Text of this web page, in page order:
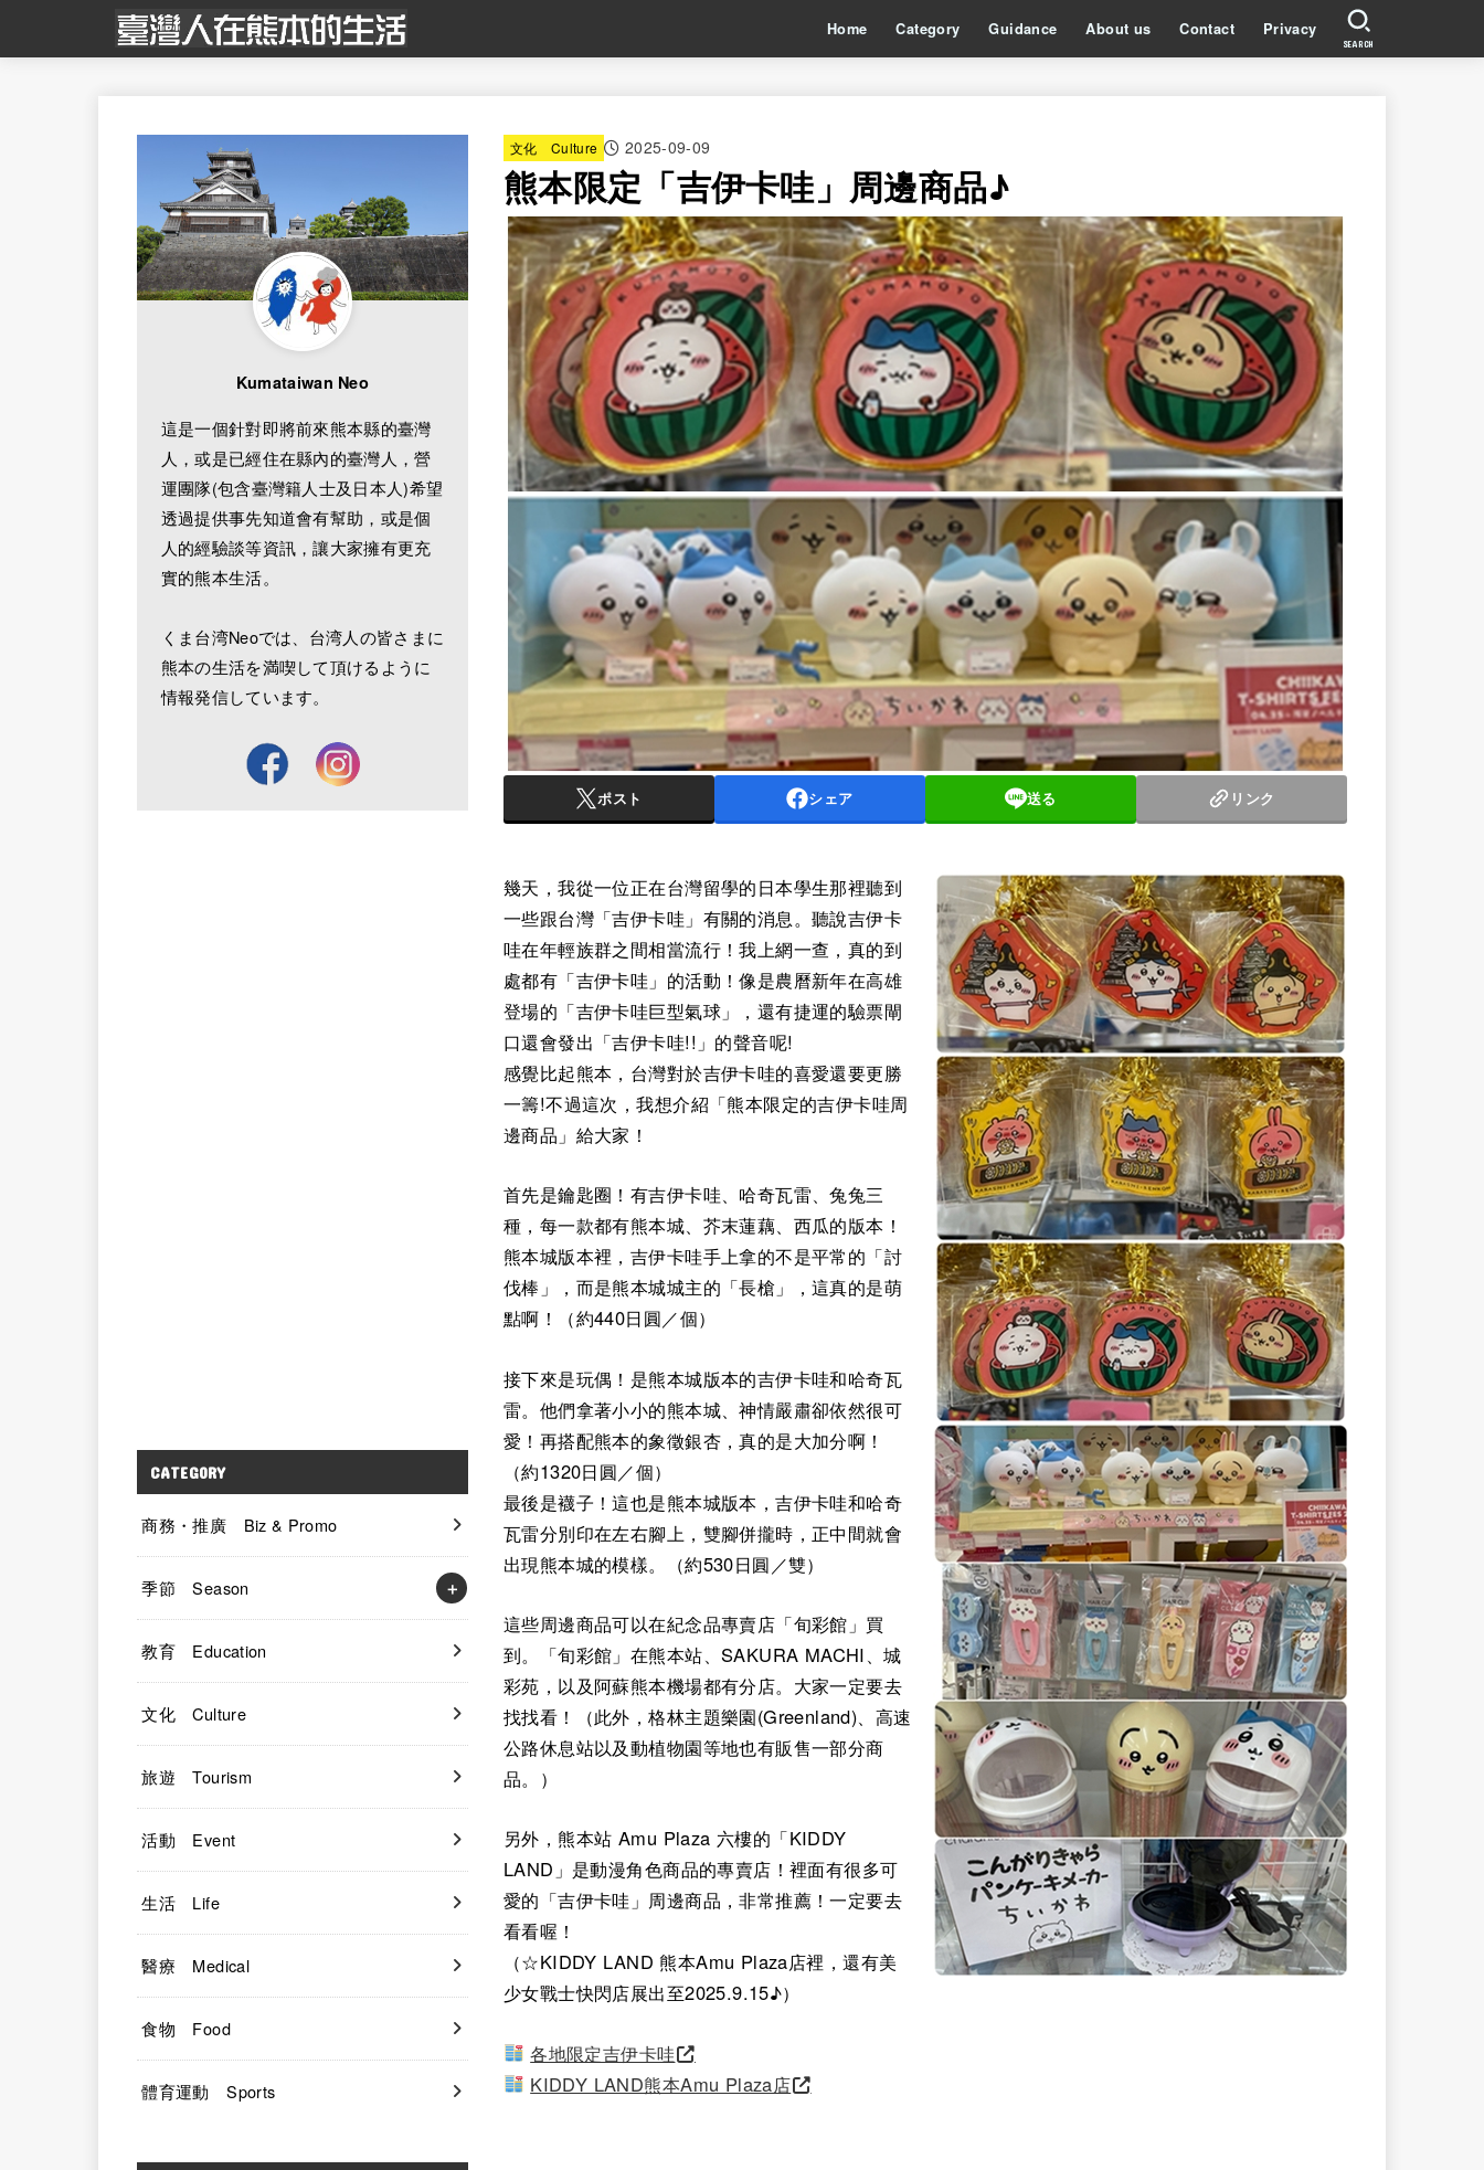
Home Category Guidance About us Contact Privacy
SEARCH
文化 Culture 2025-09-09
熊本限定「吉伊卡哇」周邊商品♪
ポスト シェア 送る リンク
幾天，我從一位正在台灣留學的日本學生那裡聽到
一些跟台灣「吉伊卡哇」有關的消息。聽說吉伊卡
哇在年輕族群之間相當流行！我上網一查，真的到
處都有「吉伊卡哇」的活動！像是農曆新年在高雄
登場的「吉伊卡哇巨型氣球」，還有捷運的驗票閘
口還會發出「吉伊卡哇!!」的聲音呢!
感覺比起熊本，台灣對於吉伊卡哇的喜愛還要更勝
一籌!不過這次，我想介紹「熊本限定的吉伊卡哇周
邊商品」給大家！
首先是鑰匙圈！有吉伊卡哇、哈奇瓦雷、兔兔三
種，每一款都有熊本城、芥末蓮藕、西瓜的版本！
熊本城版本裡，吉伊卡哇手上拿的不是平常的「討
伐棒」，而是熊本城城主的「長槍」，這真的是萌
點啊！（約440日圓／個）
接下來是玩偶！是熊本城版本的吉伊卡哇和哈奇瓦
雷。他們拿著小小的熊本城、神情嚴肅卻依然很可
愛！再搭配熊本的象徵銀杏，真的是大加分啊！
（約1320日圓／個）
最後是襪子！這也是熊本城版本，吉伊卡哇和哈奇
瓦雷分別印在左右腳上，雙腳併攏時，正中間就會
出現熊本城的模樣。（約530日圓／雙）
這些周邊商品可以在紀念品專賣店「旬彩館」買
到。「旬彩館」在熊本站、SAKURA MACHI、城
彩苑，以及阿蘇熊本機場都有分店。大家一定要去
找找看！（此外，格林主題樂園(Greenland)、高速
公路休息站以及動植物園等地也有販售一部分商
品。）
另外，熊本站 Amu Plaza 六樓的「KIDDY
LAND」是動漫角色商品的專賣店！裡面有很多可
愛的「吉伊卡哇」周邊商品，非常推薦！一定要去
看看喔！
（☆KIDDY LAND 熊本Amu Plaza店裡，還有美
少女戰士快閃店展出至2025.9.15♪）
各地限定吉伊卡哇
KIDDY LAND熊本Amu Plaza店
Kumataiwan Neo
這是一個針對即將前來熊本縣的臺灣
人，或是已經住在縣內的臺灣人，營
運團隊(包含臺灣籍人士及日本人)希望
透過提供事先知道會有幫助，或是個
人的經驗談等資訊，讓大家擁有更充
實的熊本生活。
くま台湾Neoでは、台湾人の皆さまに
熊本の生活を満喫して頂けるように
情報発信しています。
CATEGORY
商務・推廣 Biz & Promo
季節 Season
教育 Education
文化 Culture
旅遊 Tourism
活動 Event
生活 Life
醫療 Medical
食物 Food
體育運動 Sports